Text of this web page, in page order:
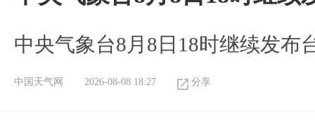
中央气象台8月8日18时继续发布
中国天气网 2026-08-08 18:27 分享